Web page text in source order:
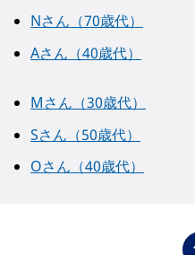
Nさん（70歳代）
Aさん（40歳代）
Mさん（30歳代）
Sさん（50歳代）
Oさん（40歳代）